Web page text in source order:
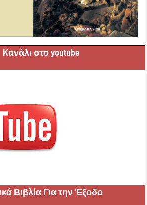
Kανάλι στο youtube
Βιβλία Για την Έξοδο